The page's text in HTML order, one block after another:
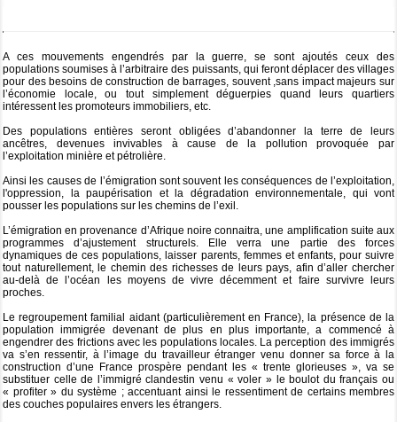
Librairie
Vidéos
Partenaires▼
Contact
A ces mouvements engendrés par la guerre, se sont ajoutés ceux des
populations soumises à l’arbitraire des puissants, qui feront déplacer des villages
pour des besoins de construction de barrages, souvent ,sans impact majeurs sur
l’économie locale, ou tout simplement déguerpies quand leurs quartiers
intéressent les promoteurs immobiliers, etc.
Des populations entières seront obligées d’abandonner la terre de leurs
ancêtres, devenues invivables à cause de la pollution provoquée par
l’exploitation minière et pétrolière.
Ainsi les causes de l’émigration sont souvent les conséquences de l’exploitation,
l'oppression, la paupérisation et la dégradation environnementale, qui vont
pousser les populations sur les chemins de l’exil.
L’émigration en provenance d’Afrique noire connaitra, une amplification suite aux
programmes d’ajustement structurels. Elle verra une partie des forces
dynamiques de ces populations, laisser parents, femmes et enfants, pour suivre
tout naturellement, le chemin des richesses de leurs pays, afin d’aller chercher
au-delà de l’océan les moyens de vivre décemment et faire survivre leurs
proches.
Le regroupement familial aidant (particulièrement en France), la présence de la
population immigrée devenant de plus en plus importante, a commencé à
engendrer des frictions avec les populations locales. La perception des immigrés
va s’en ressentir, à l’image du travailleur étranger venu donner sa force à la
construction d’une France prospère pendant les « trente glorieuses », va se
substituer celle de l’immigré clandestin venu « voler » le boulot du français ou
« profiter » du système ; accentuant ainsi le ressentiment de certains membres
des couches populaires envers les étrangers.